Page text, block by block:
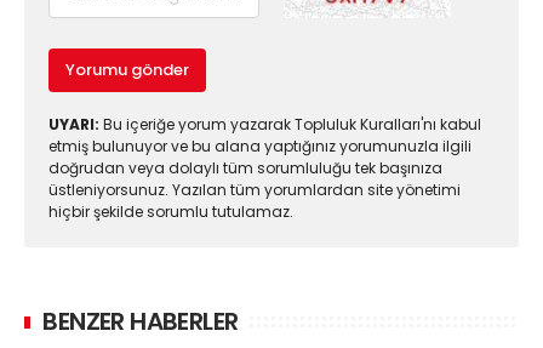
Yorumu gönder
UYARI: Bu içeriğe yorum yazarak Topluluk Kuralları'nı kabul
etmiş bulunuyor ve bu alana yaptığınız yorumunuzla ilgili
doğrudan veya dolaylı tüm sorumluluğu tek başınıza
üstleniyorsunuz. Yazılan tüm yorumlardan site yönetimi
hiçbir şekilde sorumlu tutulamaz.
BENZER HABERLER